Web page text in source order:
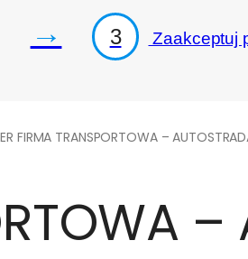
→ 3 Zaakceptuj
FIRMA TRANSPORTOWA –